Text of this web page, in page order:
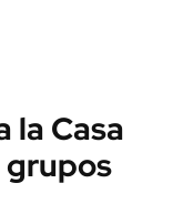
la Casa
grupos